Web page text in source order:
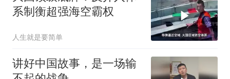
系制衡超强海空霸权
人生就是要简单
讲好中国故事，是一场输